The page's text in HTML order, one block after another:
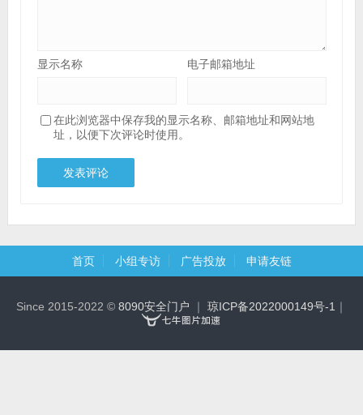
显示名称 电子邮箱地址
在此浏览器中保存我的显示名称、邮箱地址和网站地
址，以便下次评论时使用。
首页 小组专访 广告投放 申请友链
Since 2015-2022 © 8090安全门户 ｜ 琼ICP备2022000149号-1 ｜